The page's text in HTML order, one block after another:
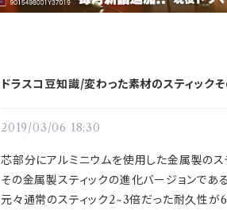
ドラスコ豆知識/変わった素材のスティック
2019/03/06 18:30
芯部分にアルミニウムを使用した金属製の
その金属製スティックの進化バージョン
元々通常のスティック2~3倍だった耐久性が